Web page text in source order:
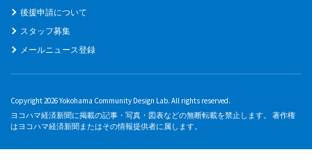
後援申請について
スタッフ募集
メールニュース登録
Copyright 2026 Yokohama Community Design Lab. All rights reserved.
ヨコハマ経済新聞に掲載の記事・写真・図表などの無断転載を禁止します。 著作権
はヨコハマ経済新聞またはその情報提供者に属します。